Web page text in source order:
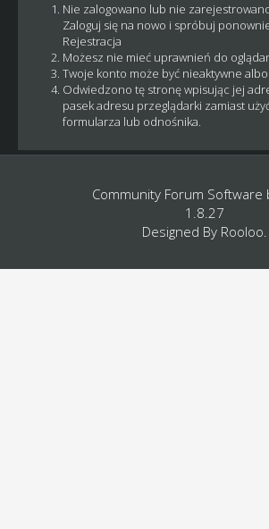
Nie zalogowano lub nie
Zaloguj się na nowo i spróbuj
Rejestracja
Możesz nie mieć uprawnień do
Twoje konto może być nieaktywne
Odwiedzono tę stronę wpisując jej
pasek adresu przeglądarki zamiast
formularza lub odnośnika.
Community Forum Software
1.8.27
Designed By Rooloo.